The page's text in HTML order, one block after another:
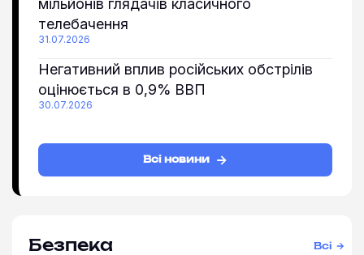
мільйонів глядачів класичного
телебачення
31.07.2026
Негативний вплив російських обстрілів
оцінюється в 0,9% ВВП
30.07.2026
Всі новини
Безпека Всі